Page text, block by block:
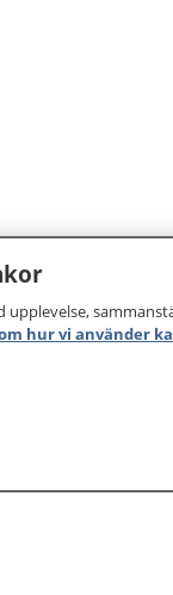
hur vi använder